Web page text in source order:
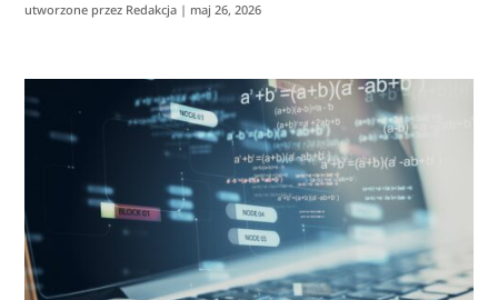
utworzone przez Redakcja | maj 26, 2026